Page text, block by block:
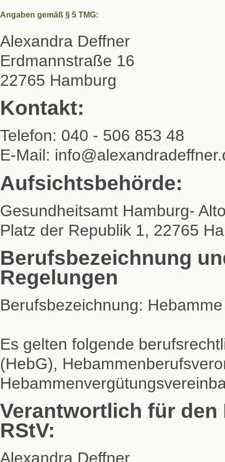
Angaben gemäß § 5 TMG:
Alexandra Deffner
Erdmannstraße 16
22765 Hamburg
Kontakt:
Telefon: 040 - 506 853 48
E-Mail:
Aufsichtsbehörde:
Gesundheitsamt Hamburg-
Platz der Republik 1, 22765
Berufsbezeichnung
Regelungen
Berufsbezeichnung: Hebamme
Es gelten folgende
(HebG),
Verantwortlich für den
RStV:
Alexandra Deffner